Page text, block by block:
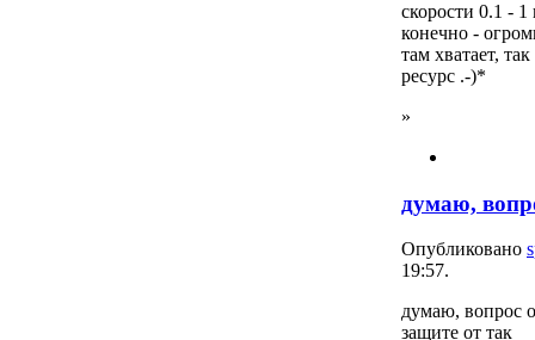
скорости 0.1 -
конечно -
там хватает,
ресурс .-)*
»
думаю,
Опубликовано
19:57.
думаю, вопрос
защите от так